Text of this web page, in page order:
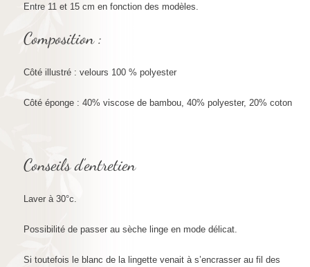
Entre 11 et 15 cm en fonction des modèles.
Composition :
Côté illustré : velours 100 % polyester
Côté éponge : 40% viscose de bambou, 40% polyester, 20% coton
Conseils d’entretien
Laver à 30°c.
Possibilité de passer au sèche linge en mode délicat.
Si toutefois le blanc de la lingette venait à s’encrasser au fil des